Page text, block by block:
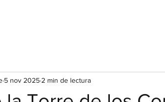
5 nov 2025 2 min de lectura